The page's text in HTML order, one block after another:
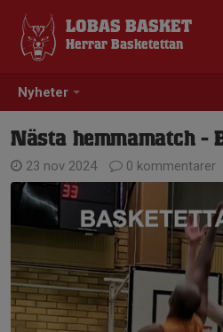
Nyheter
LOBAS BASKET
Herrar Basketettan
Nästa hemmamatch -
23 nov 2024 0 kommentarer